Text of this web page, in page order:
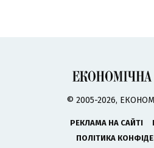
© 2005-2026,
РЕКЛАМА НА САЙТІ
ПОЛІТИКА